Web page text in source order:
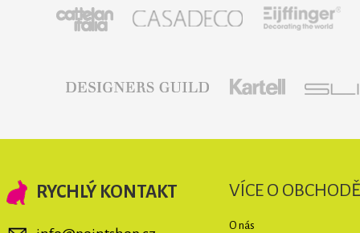
RYCHLÝ KONTAKT VÍCE O OBCHODĚ
O nás